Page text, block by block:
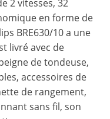
2 vitesses, 32
en forme de
BRE630/10 a une
livré avec de
de tondeuse,
accessoires de
de rangement,
sans fil, son